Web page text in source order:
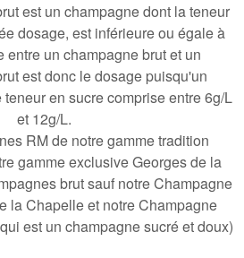
est un champagne dont la teneur
dosage, est inférieure ou égale à
entre un champagne brutet un
est donc le dosage puisqu'un
en sucre comprise entre 6g/L
et 12g/L.
RM de notre gamme tradition
gamme exclusive Georges de la
brut sauf notre Champagne
la Chapelle et notreChampagne
est un champagne sucré et doux)